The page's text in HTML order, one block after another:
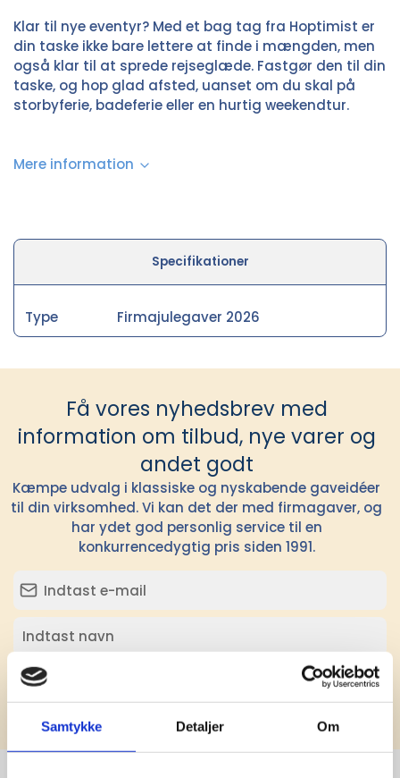
Samtykke Detaljer Om
Klar til nye eventyr? Med et bag tag fra Hoptimist er
din taske ikke bare lettere at finde i mængden, men
også klar til at sprede rejseglæde. Fastgør den til din
taske, og hop glad afsted, uanset om du skal på
storbyferie, badeferie eller en hurtig weekendtur.
Mere information
Specifikationer
Type Firmajulegaver 2026
Få vores nyhedsbrev med
information om tilbud, nye varer og
andet godt
Kæmpe udvalg i klassiske og nyskabende gaveidéer
til din virksomhed. Vi kan det der med firmagaver, og
har ydet god personlig service til en
konkurrencedygtig pris siden 1991.